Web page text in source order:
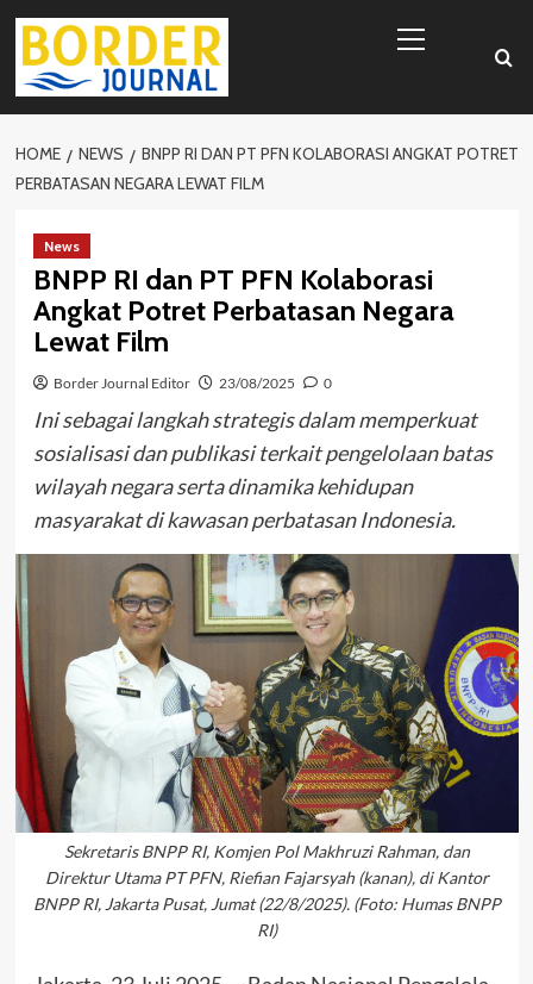
Skip
content
Menu
HOME NEWS
BNPP RI DAN PT PFN KOLABORASI ANGKAT POTRET
PERBATASAN NEGARA LEWAT FILM
News
BNPP RI dan PT PFN Kolaborasi
Angkat Potret Perbatasan Negara
Lewat Film
Border Journal Editor 23/08/2025 0
Ini sebagai langkah strategis dalam memperkuat
sosialisasi dan publikasi terkait pengelolaan batas
wilayah negara serta dinamika kehidupan
masyarakat di kawasan perbatasan Indonesia.
Sekretaris BNPP RI, Komjen Pol Makhruzi Rahman, dan
Direktur Utama PT PFN, Riefian Fajarsyah (kanan), di Kantor
BNPP RI, Jakarta Pusat, Jumat (22/8/2025). (Foto: Humas BNPP
RI)